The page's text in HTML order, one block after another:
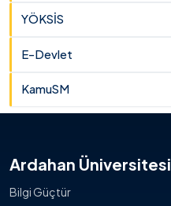
YÖKSİS
E-Devlet
KamuSM
Ardahan Üniversitesi
Bilgi Güçtür